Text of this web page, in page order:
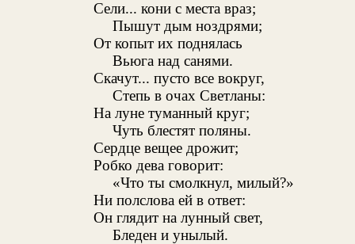
Сели... кони с места враз;
Пышут дым ноздрями;
От копыт их поднялась
Вьюга над санями.
Скачут... пусто все вокруг,
Степь в очах Светланы:
На луне туманный круг;
Чуть блестят поляны.
Сердце вещее дрожит;
Робко дева говорит:
«Что ты смолкнул, милый?»
Ни полслова ей в ответ:
Он глядит на лунный свет,
Бледен и унылый.